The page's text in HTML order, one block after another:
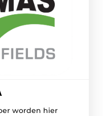
worden hier